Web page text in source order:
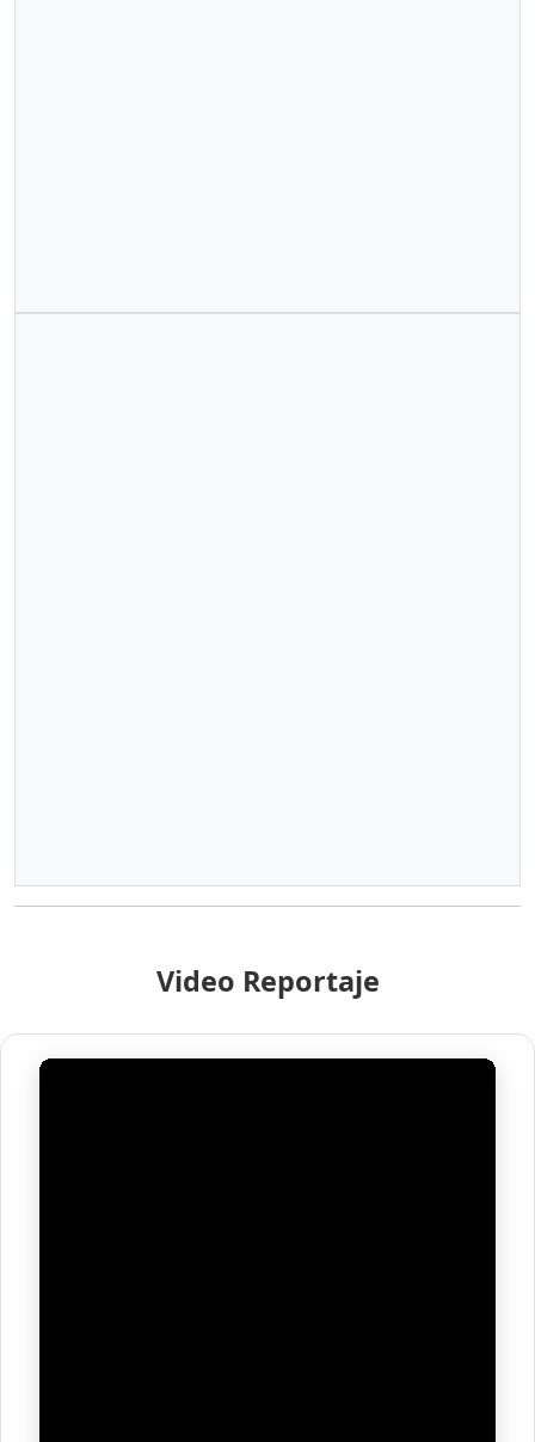
Video Reportaje